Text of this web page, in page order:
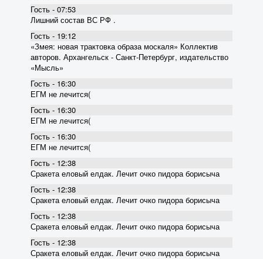
Гость - 07:53
Лишний состав ВС РФ .
Гость - 19:12
«Змея: новая трактовка образа москаля» Коллектив
авторов. Архангельск - Санкт-Петербург, издательство
«Мысль»
Гость - 16:30
ЕГМ не лечится(
Гость - 16:30
ЕГМ не лечится(
Гость - 16:30
ЕГМ не лечится(
Гость - 12:38
Сракета еловый елдак. Лечит очко пидора борисыча
Гость - 12:38
Сракета еловый елдак. Лечит очко пидора борисыча
Гость - 12:38
Сракета еловый елдак. Лечит очко пидора борисыча
Гость - 12:38
Сракета еловый елдак. Лечит очко пидора борисыча